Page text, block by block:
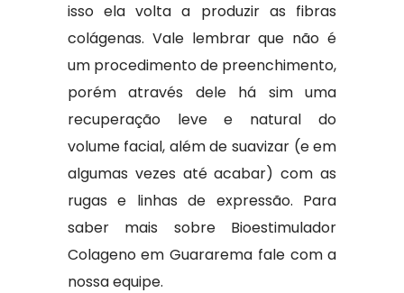
isso ela volta a produzir as fibras
colágenas. Vale lembrar que não é
um procedimento de preenchimento,
porém através dele há sim uma
recuperação leve e natural do
volume facial, além de suavizar (e em
algumas vezes até acabar) com as
rugas e linhas de expressão. Para
saber mais sobre Bioestimulador
Colageno em Guararema fale com a
nossa equipe.